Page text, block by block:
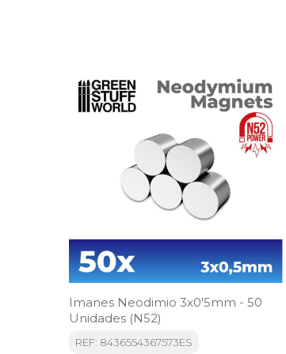
-15%
Imanes Neodimio 3x0'5mm - 50
Unidades (N52)
REF: 8436554367573ES